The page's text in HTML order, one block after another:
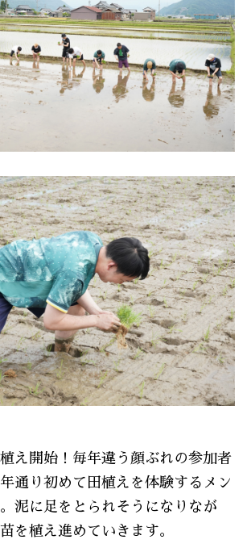
え開始！毎年違う顔ぶれの参加者
通り初めて田植えを体験するメン
泥に足をとられそうになりなが
を植え進めていきます。